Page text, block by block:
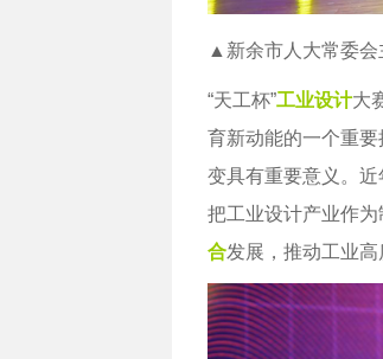
▲新余市人大常委会
“天工杯”工业设计大
育新动能的一个重
变具有重要意义。
把工业设计产业作
合发展，推动工业高